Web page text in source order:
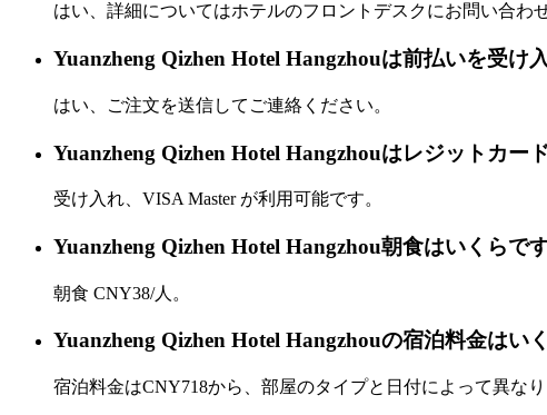
はい、詳細についてはホテルのフロントデスクにお問い合わ
Yuanzheng Qizhen Hotel Hangzhouは前払いを受け
はい、ご注文を送信してご連絡ください。
Yuanzheng Qizhen Hotel Hangzhouはレジットカー
受け入れ、VISA Master が利用可能です。
Yuanzheng Qizhen Hotel Hangzhou朝食はいくらで
朝食 CNY38/人。
Yuanzheng Qizhen Hotel Hangzhouの宿泊料金はい
宿泊料金はCNY718から、部屋のタイプと日付によって異なり